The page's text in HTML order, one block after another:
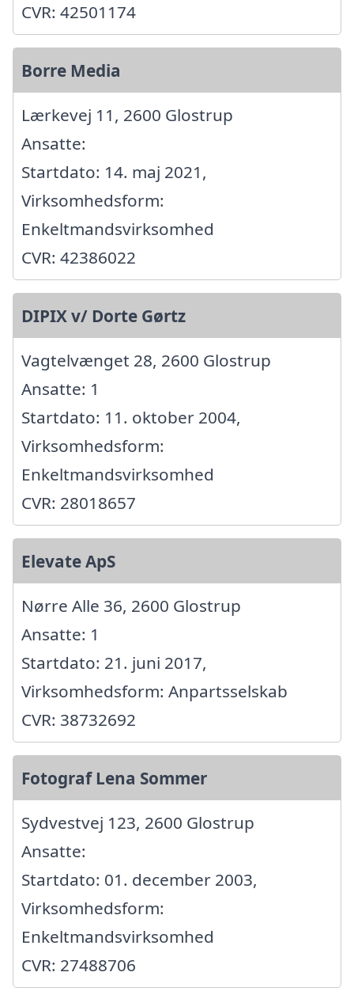
CVR: 42501174
Borre Media
Lærkevej 11, 2600 Glostrup
Ansatte:
Startdato: 14. maj 2021,
Virksomhedsform:
Enkeltmandsvirksomhed
CVR: 42386022
DIPIX v/ Dorte Gørtz
Vagtelvænget 28, 2600 Glostrup
Ansatte: 1
Startdato: 11. oktober 2004,
Virksomhedsform:
Enkeltmandsvirksomhed
CVR: 28018657
Elevate ApS
Nørre Alle 36, 2600 Glostrup
Ansatte: 1
Startdato: 21. juni 2017,
Virksomhedsform: Anpartsselskab
CVR: 38732692
Fotograf Lena Sommer
Sydvestvej 123, 2600 Glostrup
Ansatte:
Startdato: 01. december 2003,
Virksomhedsform:
Enkeltmandsvirksomhed
CVR: 27488706